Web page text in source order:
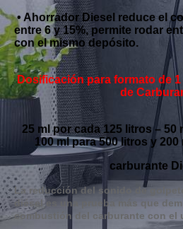
• Ahorrador Diesel reduce el
entre 6 y 15%, permite rodar
con el mismo depósito.
Dosificación para formato de
de
25 ml por cada 125 litros – 50
100 ml para 500 litros y
carburante
La reducción del sonido de
diésel es una prueba más que
combustión del carburante con el